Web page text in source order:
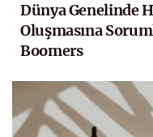
Dünya Genelinde
Oluşmasına
Boomers